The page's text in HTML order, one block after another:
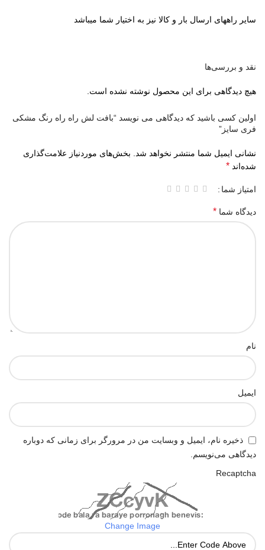
سایر راههای ارسال بار و کالا نیز به اختیار شما میباشد
نقد و بررسی‌ها
هیچ دیدگاهی برای این محصول نوشته نشده است.
اولین کسی باشید که دیدگاهی می نویسد “بافت لش راه راه رنگ مشکی
فری سایز”
نشانی ایمیل شما منتشر نخواهد شد.
بخش‌های موردنیاز علامت‌گذاری
شده‌اند *
امتیاز شما
دیدگاه شما *
نام
ایمیل
ذخیره نام، ایمیل و وبسایت من در مرورگر برای زمانی که دوباره
دیدگاهی می‌نویسم.
Recaptcha
Change Image